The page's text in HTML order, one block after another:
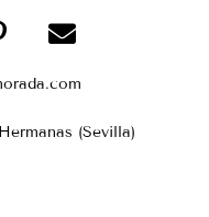
(Sevilla)